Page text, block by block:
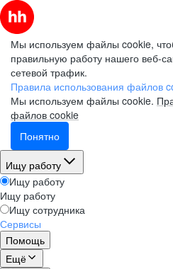
Мы используем файлы cookie,
правильную работу нашего веб-
сетевой трафик.
Правила использования файлов
Мы используем файлы cookie.
файлов cookie
Понятно
Ищу работу
Ищу работу
Ищу работу
Ищу сотрудника
Сервисы
Помощь
Ещё